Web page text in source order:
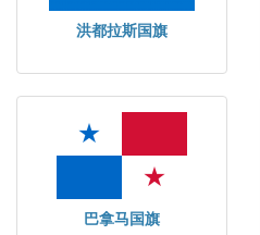
洪都拉斯国旗
巴拿马国旗